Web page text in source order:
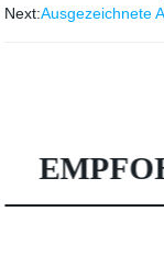
Next:Ausgezeichnete